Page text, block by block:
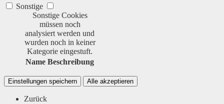
Sonstige
Sonstige Cookies
müssen noch
analysiert werden und
wurden noch in keiner
Kategorie eingestuft.
Name Beschreibung
Einstellungen speichern Alle akzeptieren
Zurück